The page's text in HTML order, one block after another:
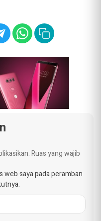
Ruas yang wajib
web saya pada peramban